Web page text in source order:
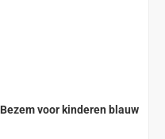
Bezem voor kinderen blauw